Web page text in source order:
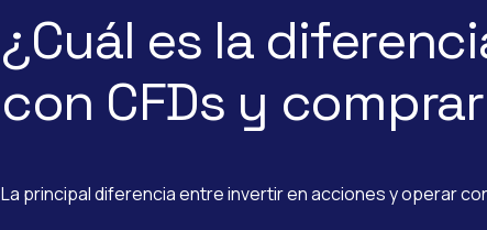
¿Cuál es la
con CFDs y
La principal diferencia entre invertir en acciones y operar